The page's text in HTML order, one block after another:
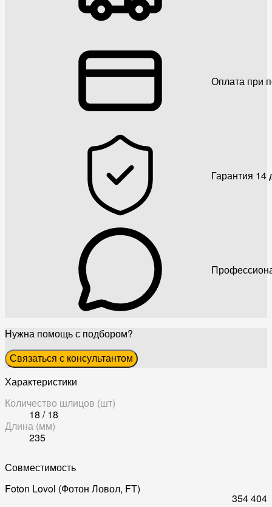
Оплата при
Гарантия 14
Нужна помощь с подбором?
Связаться с консультантом
Характеристики
Количество шлицов (шт)
18 / 18
Длина (мм)
235
Совместимость
Foton Lovol (Фотон Ловол, FT)
354404